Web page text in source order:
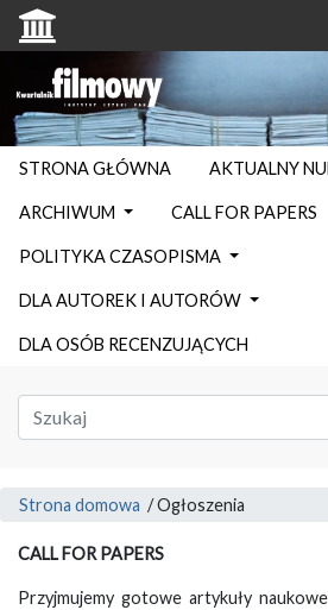
STRONA GŁÓWNA AKTUALNY
ARCHIWUM CALL FOR PAPERS
POLITYKA CZASOPISMA
DLA AUTOREK I AUTORÓW
DLA OSÓB RECENZUJĄCYCH
Strona domowa /Ogłoszenia
CALL FOR PAPERS
Przyjmujemy gotowe artykuły